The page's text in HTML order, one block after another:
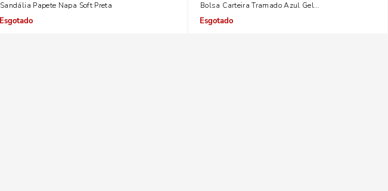
Sandália Papete Napa Soft Preta
Indisponível
Bolsa Carteira Tramado Azul Gelatto Alça De Ombro
Indisponível